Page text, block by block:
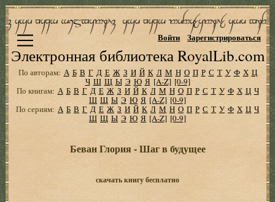
Электронная библиотека RoyalLib.com
Войти Зарегистрироваться
По авторам: А Б В Г Д Е Ж З И Й К Л М Н О П Р С Т У Ф Х Ц
Ч Ш Щ Ы Э Ю Я [A-Z] [0-9]
По книгам: А Б В Г Д Е Ж З И Й К Л М Н О П Р С Т У Ф Х Ц Ч
Ш Щ Ы Э Ю Я [A-Z] [0-9]
По сериям: А Б В Г Д Е Ж З И Й К Л М Н О П Р С Т У Ф Х Ц Ч
Ш Щ Ы Э Ю Я [A-Z] [0-9]
Беван Глория - Шаг в будущее
скачать книгу бесплатно